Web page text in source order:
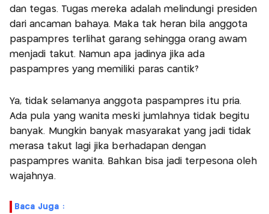
dan tegas. Tugas mereka adalah melindungi presiden
dari ancaman bahaya. Maka tak heran bila anggota
paspampres terlihat garang sehingga orang awam
menjadi takut. Namun apa jadinya jika ada
paspampres yang memiliki paras cantik?
Ya, tidak selamanya anggota paspampres itu pria.
Ada pula yang wanita meski jumlahnya tidak begitu
banyak. Mungkin banyak masyarakat yang jadi tidak
merasa takut lagi jika berhadapan dengan
paspampres wanita. Bahkan bisa jadi terpesona oleh
wajahnya.
Baca Juga :